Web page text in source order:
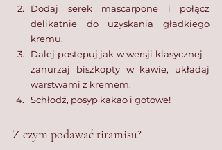
Dodaj serek mascarpone i połącz
delikatnie do uzyskania gładkiego
kremu.
Dalej postępuj jak w wersji klasycznej –
zanurzaj biszkopty w kawie, układaj
warstwami z kremem.
Schłodź, posyp kakao i gotowe!
Z czym podawać tiramisu?